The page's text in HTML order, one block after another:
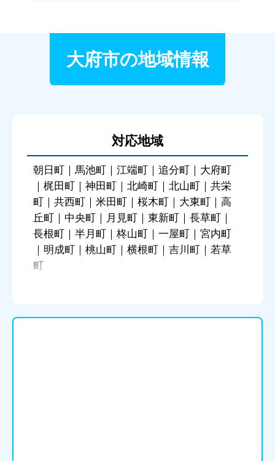
大府市の地域情報
対応地域
朝日町｜馬池町｜江端町｜追分町｜大府町
｜梶田町｜神田町｜北崎町｜北山町｜共栄
町｜共西町｜米田町｜桜木町｜大東町｜高
丘町｜中央町｜月見町｜東新町｜長草町｜
長根町｜半月町｜柊山町｜一屋町｜宮内町
｜明成町｜桃山町｜横根町｜吉川町｜若草
町